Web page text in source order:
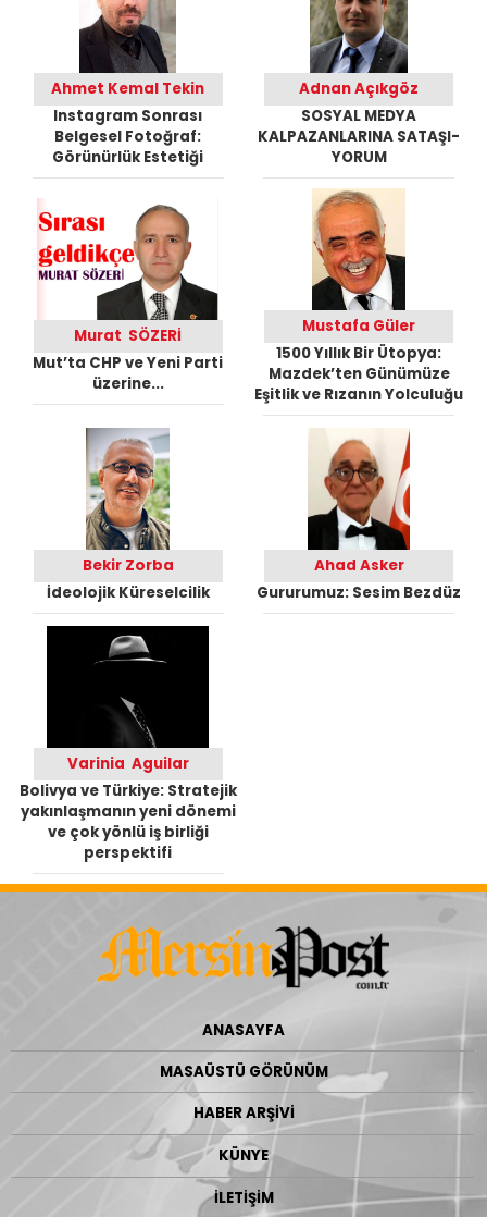
Ahmet Kemal Tekin
Instagram Sonrası
Belgesel Fotoğraf:
Görünürlük Estetiği
Adnan Açıkgöz
SOSYAL MEDYA
KALPAZANLARINA SATAŞI-
YORUM
Murat SÖZERİ
Mut’ta CHP ve Yeni Parti
üzerine...
Mustafa Güler
1500 Yıllık Bir Ütopya:
Mazdek’ten Günümüze
Eşitlik ve Rızanın Yolculuğu
Bekir Zorba
İdeolojik Küreselcilik
Ahad Asker
Gururumuz: Sesim Bezdüz
Varinia Aguilar
Bolivya ve Türkiye: Stratejik
yakınlaşmanın yeni dönemi
ve çok yönlü iş birliği
perspektifi
ANASAYFA
MASAÜSTÜ GÖRÜNÜM
HABER ARŞİVİ
KÜNYE
İLETİŞİM